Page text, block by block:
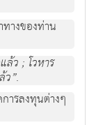
างของท่าน
ล้ว ; โวหาร
ว”.
ารลงทุนต่างๆ